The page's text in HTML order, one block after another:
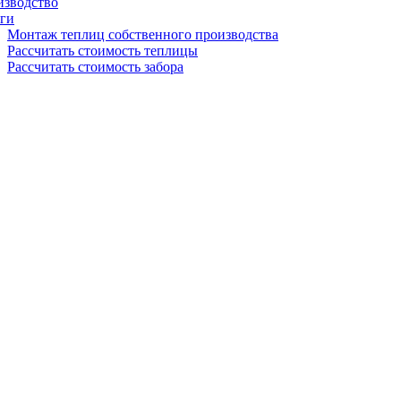
Монтаж теплиц собственного производства
Рассчитать стоимость теплицы
Рассчитать стоимость забора